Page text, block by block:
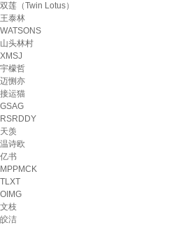
双莲（Twin Lotus）
王泰林
WATSONS
山头林村
XMSJ
宇檬哲
迈恻亦
接运猫
GSAG
RSRDDY
天羡
温诗欧
亿书
MPPMCK
TLXT
OIMG
文枝
皎洁